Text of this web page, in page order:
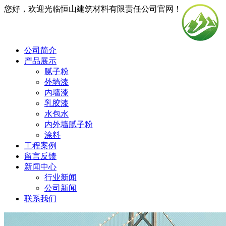
您好，欢迎光临恒山建筑材料有限责任公司官网！
公司简介
产品展示
腻子粉
外墙漆
内墙漆
乳胶漆
水包水
内外墙腻子粉
涂料
工程案例
留言反馈
新闻中心
行业新闻
公司新闻
联系我们